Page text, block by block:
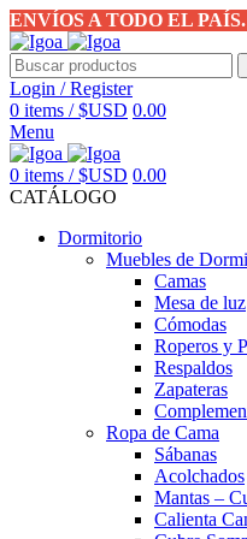
ENVÍOS A TODO EL
Login / Register
0 items / $USD 0.00
Menu
0 items / $USD 0.00
CATÁLOGO
Dormitorio
Muebles de
Camas
Mesa de luz
Cómodas
Roperos y
Respaldos
Zapateras
Ropa de Cama
Sábanas
Acolchados
Mantas –
Calienta